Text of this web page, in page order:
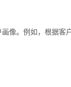
像。例如，根据客